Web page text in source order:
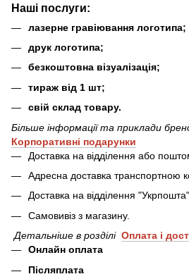
Наші послуги:
лазерне гравіювання логотипа;
друк логотипа;
безкоштовна візуалізація;
тираж від 1 шт;
свій склад товару.
Більше інформації та приклади
Корпоративні подарунки
Доставка на відділення або
Адресна доставка транспортною
Доставка на відділення
Самовивіз з магазину.
Детальніше в розділі Оплата і
Онлайн оплата
Післяплата